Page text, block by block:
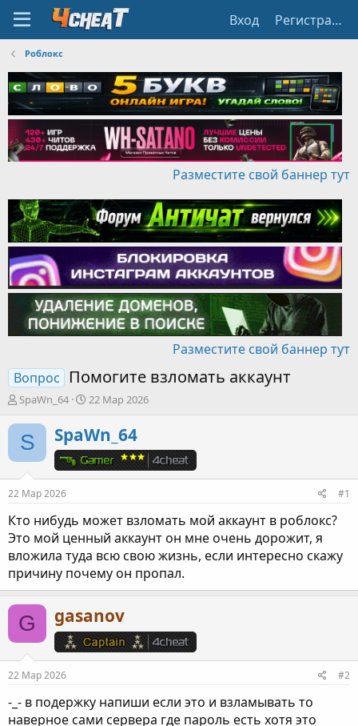
Вход Регистрация
Роблокс
Разместите свой баннер тут
Разместите свой баннер тут
Вопрос
Помогите взломать аккаунт
А
т
о
м
SpaWn_64
Д
т
а
н
а
а
22 Мар 2026
S SpaWn_64
22 Мар 2026 #1
Кто нибудь может взломать мой аккаунт в роблокс?
Это мой ценный аккаунт он мне очень дорожит, я
вложила туда всю свою жизнь, если интересно скажу
причину почему он пропал.
G gasanov
22 Мар 2026 #2
-_- в подержку напиши если это и взламывать то
наверное сами сервера где пароль есть хотя это